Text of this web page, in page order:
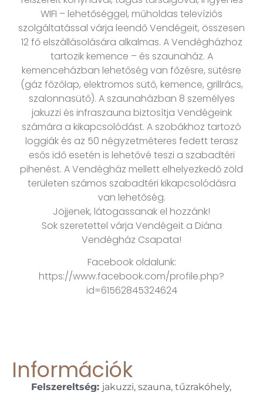
WIFI – lehetőséggel, műholdas televíziós
szolgáltatással várja leendő Vendégeit, összesen
12 fő elszállásolására alkalmas. A Vendégházhoz
tartozik kemence – és szaunaház. A
kemenceházban lehetőség van főzésre, sütésre
(gáz főzőlap, elektromos sütő, kemence, grillrács,
szalonnasütő). A szaunaházban 8 személyes
jakuzzi és infraszauna biztosítja Vendégeink
számára a kikapcsolódást. A szobákhoz tartozó
loggiák és az 50 négyzetméteres fedett terasz
esős idő esetén is lehetővé teszi a szabadtéri
pihenést. A Vendégház mellett elhelyezkedő zöld
területen számos szabadtéri kikapcsolódásra
van lehetőség.
Jöjjenek, látogassanak el hozzánk!
Sok szeretettel várja Vendégeit a Diána
Vendégház Csapata!
Facebook oldalunk:
https://www.facebook.com/profile.php?
id=61562845324624
Információk
Felszereltség: jakuzzi, szauna, tűzrakóhely,